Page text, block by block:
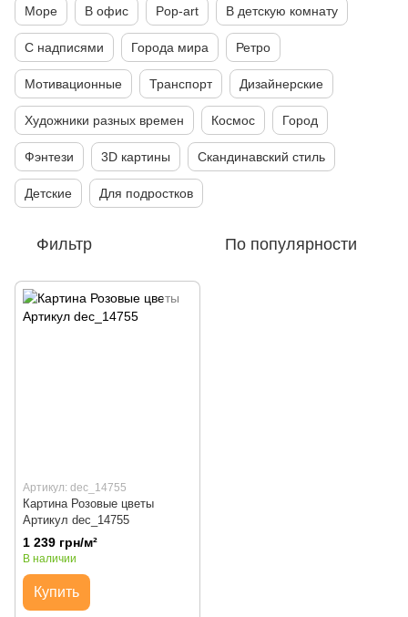
Море В офис Pop-art В детскую комнату
С надписями Города мира Ретро
Мотивационные Транспорт Дизайнерские
Художники разных времен Космос Город
Фэнтези 3D картины Скандинавский стиль
Детские Для подростков
Фильтр По популярности
Артикул: dec_14755
Картина Розовые цветы
Артикул dec_14755
1 239 грн/м²
В наличии
Купить